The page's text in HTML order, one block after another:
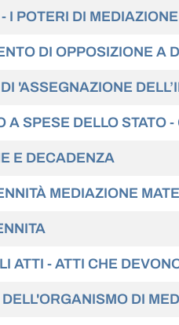
I POTERI DI
DI OPPOSIZIONE A
'ASSEGNAZIONE
A SPESE DELLO STATO
E DECADENZA
MEDIAZIONE
ATTI - ATTI CHE
DI